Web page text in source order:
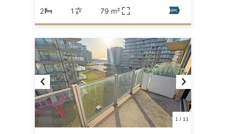
2 1 79 m²
Previous Next
1/ 11